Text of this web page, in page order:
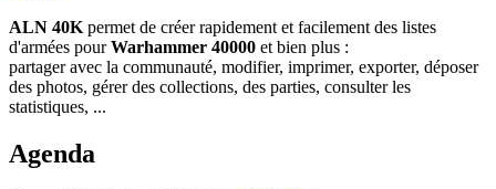
ALN 40K permet de créer rapidement et facilement des listes
d'armées pourWarhammer 40000 et bien plus :
partager avec la communauté, modifier, imprimer, exporter, déposer
des photos, gérer des collections, des parties, consulter les
statistiques, ...
Agenda